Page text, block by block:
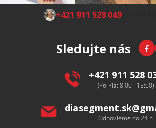
Z +421 911 528 049(Po-Pia
Sledujte nás
+421 911 528
(Po-Pia: 8:00 - 15:00)
diasegment.sk@
Odpovieme do 24 h